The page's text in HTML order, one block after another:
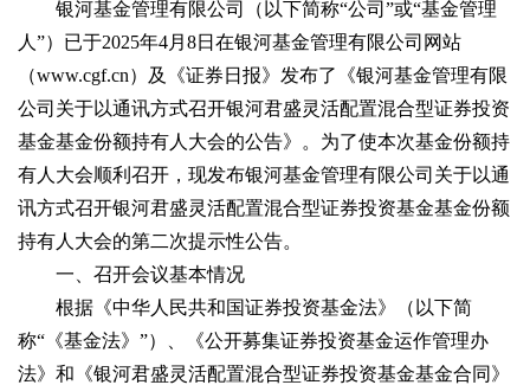
银河基金管理有限公司（以下简称“公司”或“基金管理
人”）已于2025年4月8日在银河基金管理有限公司网站
（www.cgf.cn）及《证券日报》发布了《银河基金管理有限
公司关于以通讯方式召开银河君盛灵活配置混合型证券投资
基金基金份额持有人大会的公告》。为了使本次基金份额持
有人大会顺利召开，现发布银河基金管理有限公司关于以通
讯方式召开银河君盛灵活配置混合型证券投资基金基金份额
持有人大会的第二次提示性公告。
一、召开会议基本情况
根据《中华人民共和国证券投资基金法》（以下简
称“《基金法》”）、《公开募集证券投资基金运作管理办
法》和《银河君盛灵活配置混合型证券投资基金基金合同》